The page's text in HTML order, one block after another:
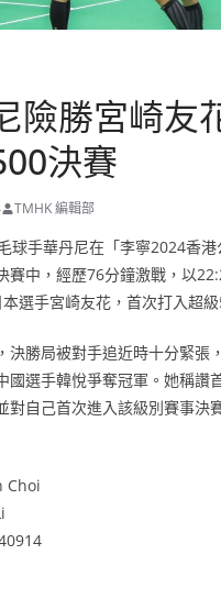
險勝宮崎友
決賽
TMHK 編輯部
球手華丹尼在「李寧2024香
賽中，經歷76分鐘激戰，以
選手宮崎友花，首次打入超級
決勝局被對手追近時十分緊張
國選手韓悅爭奪冠軍。她稱讚
對自己首次進入該級別賽事決
Choi